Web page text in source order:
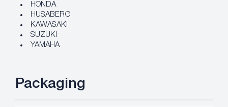
HONDA
HUSABERG
KAWASAKI
SUZUKI
YAMAHA
Packaging